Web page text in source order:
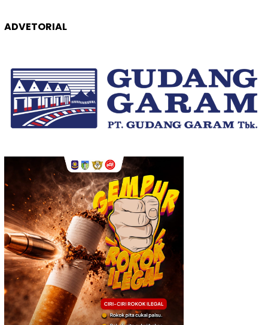
ADVETORIAL